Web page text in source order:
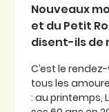
Nouveaux
et du Petit
disent-ils de
C’est le
tous les
: au printemps,